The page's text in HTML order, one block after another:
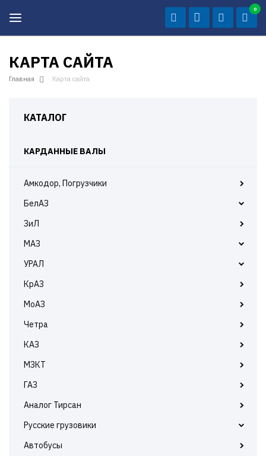
0
КАРТА САЙТА
Главная Карта сайта
КАТАЛОГ
КАРДАННЫЕ ВАЛЫ
Амкодор, Погрузчики
БелАЗ
БелАЗ 7522
ЗиЛ
МАЗ
МАЗ 531
МАЗ 5337
МАЗ 5432
МАЗ 5440
МАЗ 6303
МАЗ 6312
УРАЛ
УРАЛ 375
УРАЛ 5557
КрАЗ
МоАЗ
Четра
КАЗ
МЗКТ
ГАЗ
Аналог Тирсан
Русские грузовики
Самосвалы 5320
Автобусы